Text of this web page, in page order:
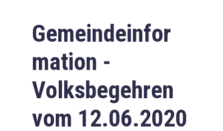
Gemeindeinfor
mation -
Volksbegehren
vom 12.06.2020